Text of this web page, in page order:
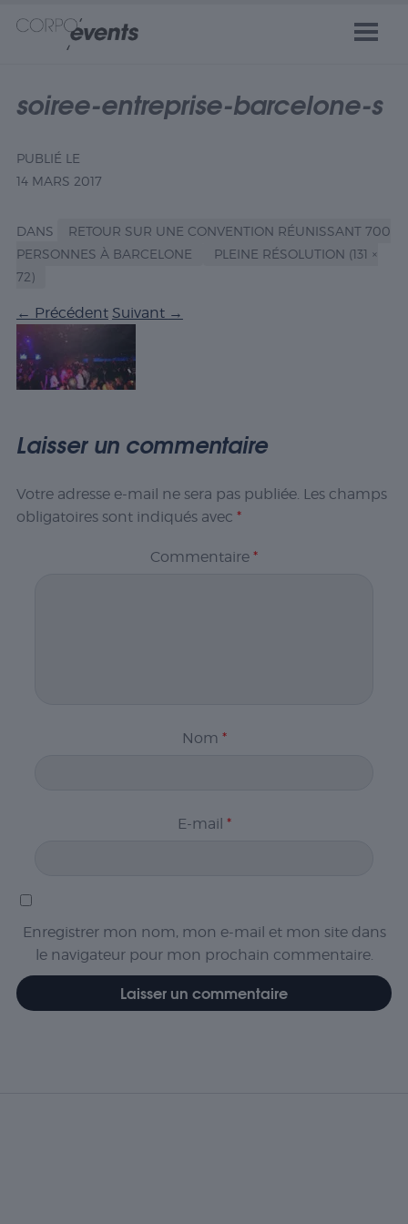
soiree-entreprise-barcelone-s
PUBLIÉ LE
14 MARS 2017
DANS
RETOUR SUR UNE CONVENTION RÉUNISSANT 700
PERSONNES À BARCELONE
PLEINE RÉSOLUTION (131 ×
72)
← Précédent Suivant →
Laisser un commentaire
Votre adresse e-mail ne sera pas publiée. Les champs
obligatoires sont indiqués avec *
Commentaire *
Nom *
E-mail *
Enregistrer mon nom, mon e-mail et mon site dans
le navigateur pour mon prochain commentaire.